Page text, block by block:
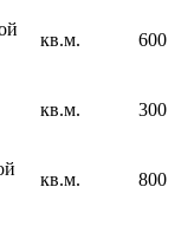
кв.м. 600
кв.м. 300
кв.м. 800